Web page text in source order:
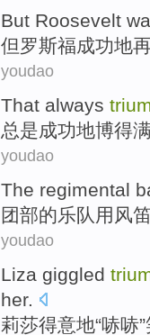
But Roosevelt
但罗斯福成功地
youdao
That always
总是成功地博得
youdao
The regimental
团部的乐队 用风
youdao
Liza giggled
her.
莉莎得意地“哧哧”